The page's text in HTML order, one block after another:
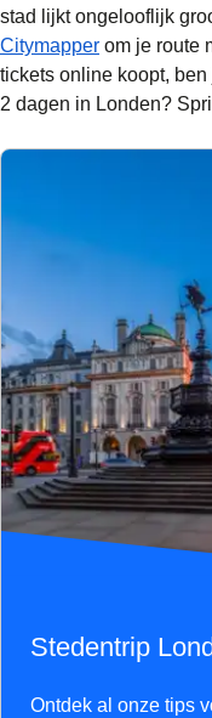
stad lijkt ongelooflijk
Citymapper( opent in
om je route
tickets online koopt,
2 dagen in Londen?
Stedentrip
Ontdek al onze tips